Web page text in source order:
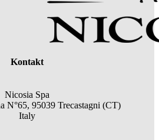
Kontakt
Nicosia Spa
N°65, 95039 Trecastagni (CT)
Italy